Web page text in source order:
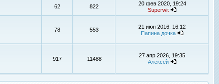
62 822
20 фев 2020, 19:24
Superwit
78 553
21 июн 2016, 16:12
Папина дочка
917 11488
27 апр 2026, 19:35
Алексей